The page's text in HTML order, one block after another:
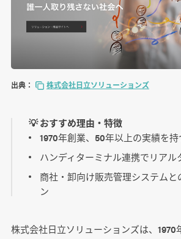
出典： 株式会社日立ソリューションズ
💡 おすすめ理由・特徴
1970年創業、50年以上の実績を
ハンディターミナル連携でリアル
商社・卸向け販売管理システムと
ン
株式会社日立ソリューションズは、1970